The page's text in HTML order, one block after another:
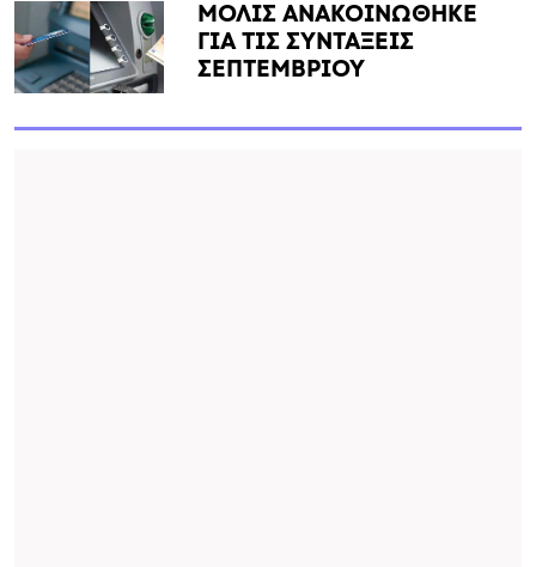
ΜΟΛΙΣ ΑΝΑΚΟΙΝΩΘΗΚΕ
ΓΙΑ ΤΙΣ ΣΥΝΤΑΞΕΙΣ
ΣΕΠΤΕΜΒΡΙΟΥ